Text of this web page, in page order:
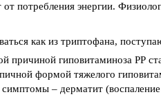
потребления энергии.
как из триптофана,
причиной гиповитаминоза РР
формой тяжелого
– дерматит